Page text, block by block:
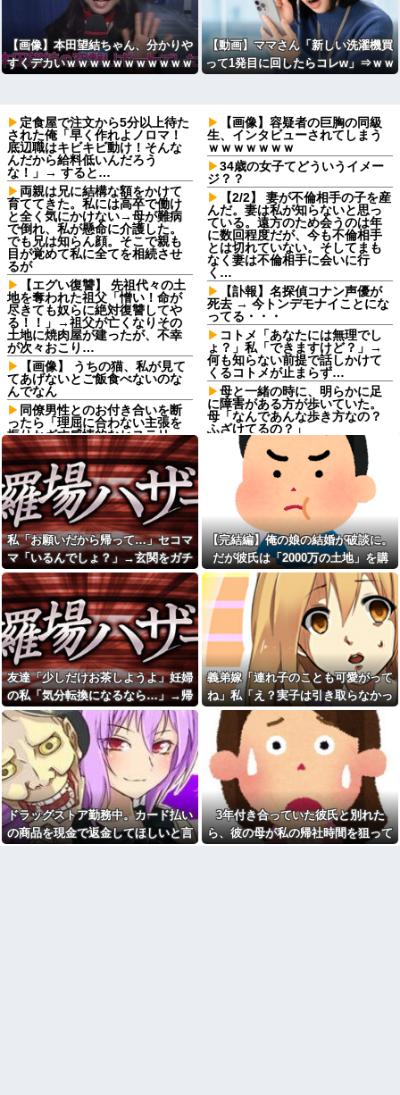
【画像】本田望結ちゃん、分かりや
すくデカいｗｗｗｗｗｗｗｗｗｗｗ
【動画】ママさん「新しい洗濯機買
って1発目に回したらコレw」⇒ｗｗ
定食屋で注文から5分以上待た
された俺「早く作れよノロマ！
底辺職はキビキビ動け！そんな
んだから給料低いんだろう
な！」→ すると…
両親は兄に結構な額をかけて
育ててきた。私には高卒で働け
と全く気にかけない→母が難病
で倒れ、私が懸命に介護した。
でも兄は知らん顔。そこで親も
目が覚めて私に全てを相続させ
るが
【エグい復讐】 先祖代々の土
地を奪われた祖父「憎い！命が
尽きても奴らに絶対復讐してや
る！！」→祖父が亡くなりその
土地に焼肉屋が建ったが、不幸
が次々おこり…
【画像】 うちの猫、私が見て
てあげないとご飯食べないのな
んでなん
同僚男性とのお付き合いを断
ったら「理屈に合わない主張を
振りかざす感情的なヒステリー
女」と言いふらされて・・・
ブサイクでモテなかった俺に
奇跡的にできた優しくて可愛い
彼女と結婚！…する直前、彼女
妹のせいで想定外すぎる事態に
なってしまったんだが………？
私「お願いだから帰って…」
セコママ「いるんでしょ？」→
玄関をガチャガチャされ、警察
を呼ぶ事態になって…
私には車いすの友人がいるん
だけど、無給で尽くすことに疲
れてしまった。自分のええかっ
こしいで、自分が潰れそう
元同級生から「お前を取材し
たいと言う人がいる」と連絡が
あった。指定されたファミレス
へ向かうと予想外の人物が待っ
ていて…
俺「子どもがいるので煙草は
控えてください」客「関係ねぇ
だろ」→その一言から店内が険
悪な空気になって…
建築家の男と不倫関係の私。
我が家を建てたのはその不倫相
手。
【ＧＪ】 クラスに迷惑な池沼
がいた。リーダー格のＡ「なん
で支援学級に入れないんです
【画像】容疑者の巨胸の同級
生、インタビューされてしまう
ｗｗｗｗｗｗｗ
34歳の女子てどういうイメー
ジ？？
【2/2】 妻が不倫相手の子を産
んだ。妻は私が知らないと思っ
ている。遠方のため会うのは年
に数回程度だが、今も不倫相手
とは切れていない。そしてまも
なく妻は不倫相手に会いに行
く…
【訃報】名探偵コナン声優が
死去 → 今トンデモナイことにな
ってる・・・
コトメ「あなたには無理でし
ょ？」私「できますけど？」→
何も知らない前提で話しかけて
くるコトメが止まらず…
母と一緒の時に、明らかに足
に障害がある方が歩いていた。
母「なんであんな歩き方なの？
ふざけてるの？」
家購入に「ダメダメ！」と猛
反対するトメに「あなたの家じ
ゃありません」と言い放った結
果→激怒したトメが自ら〇〇を
口にして最高の展開へｗｗｗｗ
【正論】有吉「『俺テレビ見
ない』って言う奴おかしいだ
ろ。団子屋で『団子食べない』
って言うか？」
【正論】有吉「『俺テレビ見
ない』って言う奴おかしいだ
ろ。団子屋で『団子食べない』
って言うか？」
成人式帰りと思われる袴姿の
集団が騒いでいるところにお婆
さんが一言！
コトメ「あなたには無理でし
ょ？」私「できますけど？」→
何も知らない前提で話しかけて
くるコトメが止まらず…
充電ケーブルってさ他
毎日のように電車で痴漢に遭
うので、背中を押すフリをして
ある作戦をしたら...
悪口回避＆一人好きの私、同
僚から「自サバ女かと思って
た」と言われモヤモヤ…「全然
違った〜」と言われるも、気に
私「お願いだから帰って…」セコマ
マ「いるんでしょ？」→玄関をガチ
ャガチャされ、警察を呼ぶ事態にな
って…
【完結編】俺の娘の結婚が破談に。
だが彼氏は「2000万の土地」を購
入。こじれた二人は想像以上の修羅
場に
友達「少しだけお茶しようよ」妊婦
の私「気分転換になるなら…」→帰
宅してから思わぬ異変が起きて…
義弟嫁「連れ子のことも可愛がって
ね」私「え？実子は引き取らなかっ
たのに？」→話を聞いて唖然として
ドラッグストア勤務中。カード払い
の商品を現金で返金してほしいと言
3年付き合っていた彼氏と別れた
ら、彼の母が私の帰社時間を狙って